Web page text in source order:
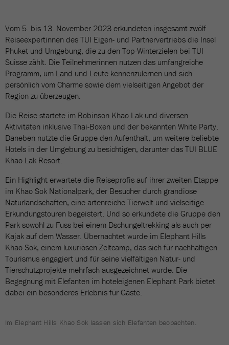
Vom 5. bis 13. November 2023 erkundeten insgesamt zwölf
Reiseexpertinnen des TUI Eigen- und Partnervertriebs die Insel
Phuket und Umgebung, die zu den Top-Winterzielen bei TUI
Suisse zählt. Die Teilnehmerinnen nutzen das umfangreiche
Programm, um Land und Leute kennenzulernen und sich
persönlich vom Charme sowie dem vielseitigen Angebot der
Region zu überzeugen.
Die Reise startete im Robinson Khao Lak und diversen
Aktivitäten inklusive Thai-Boxen und der bekannten White Party.
Daneben nutzte die Gruppe den Aufenthalt, um weitere beliebte
Hotels in der Umgebung zu besichtigen, darunter das TUI BLUE
Khao Lak Resort.
Ein Highlight erwartete die Reiseprofis auf ihrer zweiten Etappe
im Khao Sok Nationalpark, der Besucher durch grandiose
Naturlandschaften, eine artenreiche Tierwelt und vielseitige
Erkundungstouren begeistert. Und so erkundete die Gruppe den
Park sowohl zu Fuss bei einem Dschungeltrekking als auch per
Kajak auf dem Wasser. Übernachtet wurde im Elephant Hills
Khao Sok, einem luxuriösen Zeltcamp, das sich für nachhaltigen
Tourismus engagiert und für seine vielfältigen Natur- und
Tierschutzprojekte mehrfach ausgezeichnet wurde. Die
Begegnung mit Elefanten im hoteleigenen Elephant Park bietet
dabei ein besonderes Erlebnis für Gäste.
Im Elephant Hills Khao Sok lassen sich Elefanten beobachten.